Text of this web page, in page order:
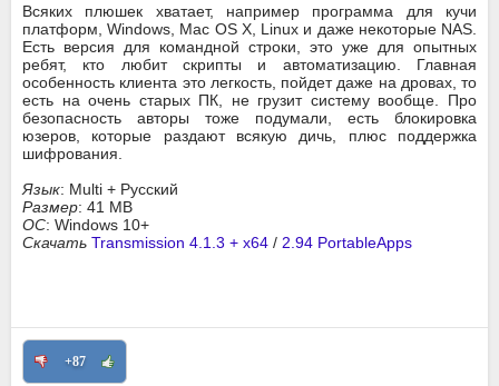
Всяких плюшек хватает, например программа для кучи
платформ, Windows, Mac OS X, Linux и даже некоторые NAS.
Есть версия для командной строки, это уже для опытных
ребят, кто любит скрипты и автоматизацию. Главная
особенность клиента это легкость, пойдет даже на дровах, то
есть на очень старых ПК, не грузит систему вообще. Про
безопасность авторы тоже подумали, есть блокировка
юзеров, которые раздают всякую дичь, плюс поддержка
шифрования.
Язык: Multi + Русский
Размер: 41 MB
ОС: Windows 10+
Скачать Transmission 4.1.3 + x64 / 2.94 PortableApps
+87